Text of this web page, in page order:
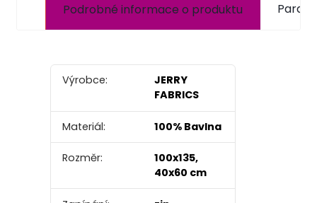
Podrobné informace o produktu
Výrobce:
JERRY
FABRICS
Materiál: 100% Bavlna
Rozměr:
100x135,
40x60 cm